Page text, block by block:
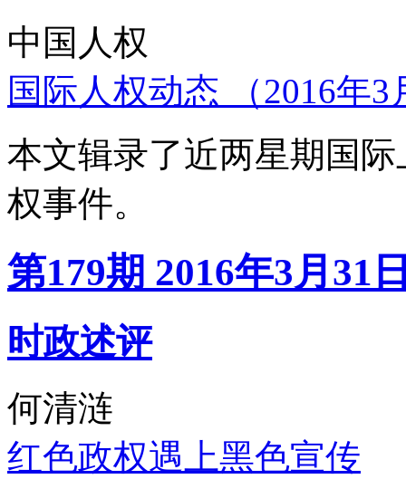
中国人权
国际人权动态 （2016年
本文辑录了近两星期国
权事件。
第179期 2016年3月31
时政述评
何清涟
红色政权遇上黑色宣传